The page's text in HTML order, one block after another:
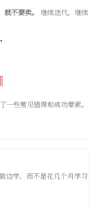
不要卖。
继续迭代，继续
些常见错误和成功要素。
边学，而不是花几个月学习